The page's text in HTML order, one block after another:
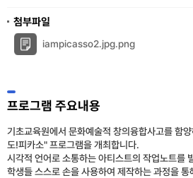
첨부파일
iampicasso2.jpg.png
프로그램 주요내용
기초교육원에서 문화예술적 창의융합사고를 함
도!피카소" 프로그램을 개최합니다.
시각적 언어로 소통하는 아티스트의 작업노트를
학생들 스스로 손을 사용하여 제작하는 과정을